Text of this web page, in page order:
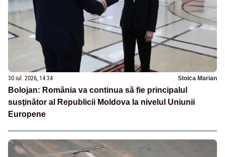
30 iul. 2026, 14:34 Stoica Marian
Bolojan: România va continua să fie principalul
susţinător al Republicii Moldova la nivelul Uniunii
Europene